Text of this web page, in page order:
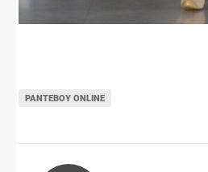
ΡΑΝΤΕΒΟΎ ONLINE